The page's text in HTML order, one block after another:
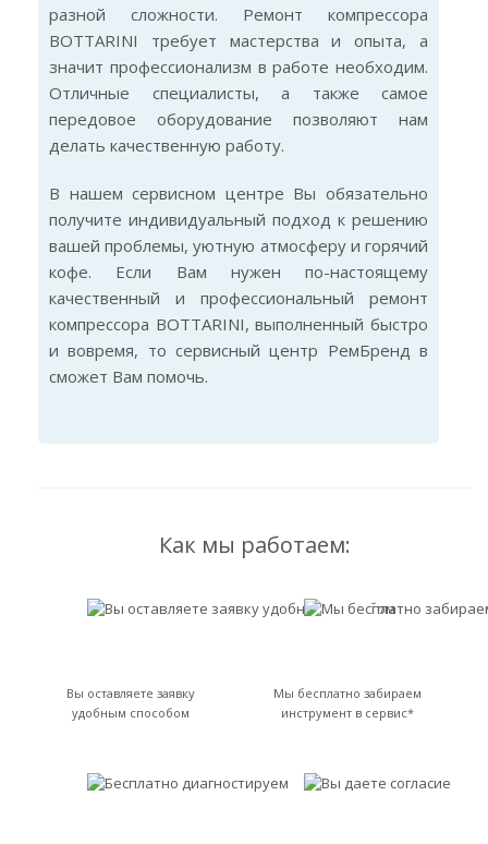
разной сложности. Ремонт компрессора
BOTTARINI требует мастерства и опыта, а
значит профессионализм в работе необходим.
Отличные специалисты, а также самое
передовое оборудование позволяют нам
делать качественную работу.
В нашем сервисном центре Вы обязательно
получите индивидуальный подход к решению
вашей проблемы, уютную атмосферу и горячий
кофе. Если Вам нужен по-настоящему
качественный и профессиональный ремонт
компрессора BOTTARINI, выполненный быстро
и вовремя, то сервисный центр РемБренд в
сможет Вам помочь.
Как мы работаем:
Вы оставляете заявку
удобным способом
Мы бесплатно забираем
инструмент в сервис*